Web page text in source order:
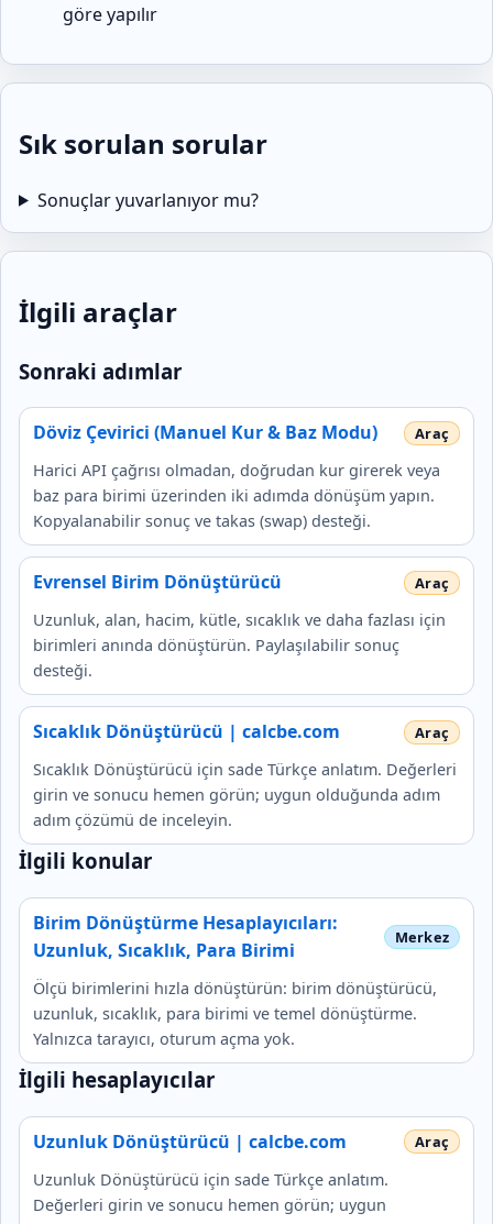
göre yapılır
Sık sorulan sorular
Sonuçlar yuvarlanıyor mu?
İlgili araçlar
Sonraki adımlar
Döviz Çevirici (Manuel Kur & Baz Modu)
Harici API çağrısı olmadan, doğrudan kur girerek veya
baz para birimi üzerinden iki adımda dönüşüm yapın.
Kopyalanabilir sonuç ve takas (swap) desteği.
Evrensel Birim Dönüştürücü
Uzunluk, alan, hacim, kütle, sıcaklık ve daha fazlası için
birimleri anında dönüştürün. Paylaşılabilir sonuç
desteği.
Sıcaklık Dönüştürücü | calcbe.com
Sıcaklık Dönüştürücü için sade Türkçe anlatım. Değerleri
girin ve sonucu hemen görün; uygun olduğunda adım
adım çözümü de inceleyin.
İlgili konular
Birim Dönüştürme Hesaplayıcıları:
Uzunluk, Sıcaklık, Para Birimi
Ölçü birimlerini hızla dönüştürün: birim dönüştürücü,
uzunluk, sıcaklık, para birimi ve temel dönüştürme.
Yalnızca tarayıcı, oturum açma yok.
İlgili hesaplayıcılar
Uzunluk Dönüştürücü | calcbe.com
Uzunluk Dönüştürücü için sade Türkçe anlatım.
Değerleri girin ve sonucu hemen görün; uygun